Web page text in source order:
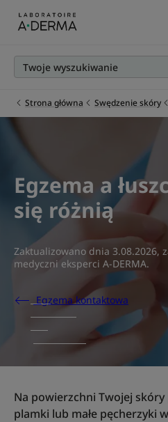
Strona główna Swędzenie skóry
Egzema a
się różnią
Zaktualizowano dnia 3.08.2026,
medyczni eksperci A-DERMA.
Egzema kontaktowa
Na powierzchni Twojej skóry
plamki lub małe pęcherzyki